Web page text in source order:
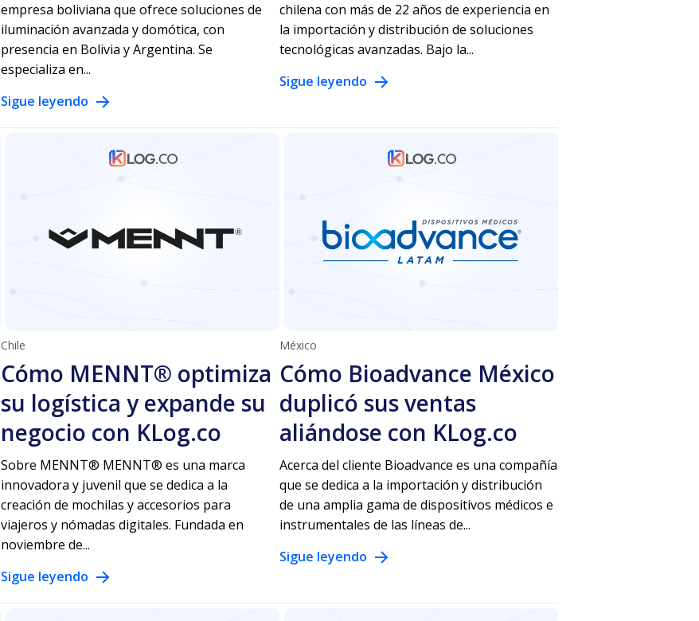
empresa boliviana que ofrece soluciones de
iluminación avanzada y domótica, con
presencia en Bolivia y Argentina. Se
especializa en...
Sigue leyendo
chilena con más de 22 años de experiencia en
la importación y distribución de soluciones
tecnológicas avanzadas. Bajo la...
Sigue leyendo
Chile
Cómo MENNT® optimiza
su logística y expande su
negocio con KLog.co
Sobre MENNT® MENNT® es una marca
innovadora y juvenil que se dedica a la
creación de mochilas y accesorios para
viajeros y nómadas digitales. Fundada en
noviembre de...
Sigue leyendo
México
Cómo Bioadvance México
duplicó sus ventas
aliándose con KLog.co
Acerca del cliente Bioadvance es una compañía
que se dedica a la importación y distribución
de una amplia gama de dispositivos médicos e
instrumentales de las líneas de...
Sigue leyendo